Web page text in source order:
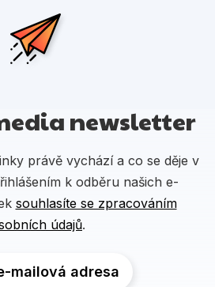
newsletter
právě vychází a co se děje v
k odběru našich e-
souhlasíte se zpracováním
údajů.
mailová adresa